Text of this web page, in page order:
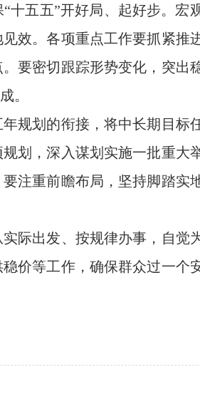
五五”开好局、起好步。宏
效。各项重点工作要抓紧推
要密切跟踪形势变化，突出
。
规划的衔接，将中长期目标
划，深入谋划实施一批重大
注重前瞻布局，坚持脚踏实
际出发、按规律办事，自觉
价等工作，确保群众过一个